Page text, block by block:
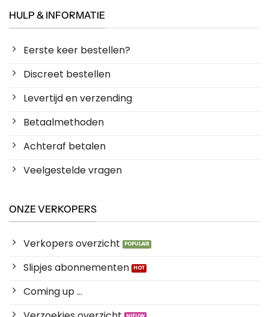
HULP & INFORMATIE
Eerste keer bestellen?
Discreet bestellen
Levertijd en verzending
Betaalmethoden
Achteraf betalen
Veelgestelde vragen
ONZE VERKOPERS
Verkopers overzicht
Slipjes abonnementen
Coming up ...